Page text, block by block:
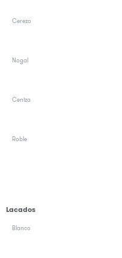
Cerezo
Nogal
Ceniza
Roble
Lacados
Blanco